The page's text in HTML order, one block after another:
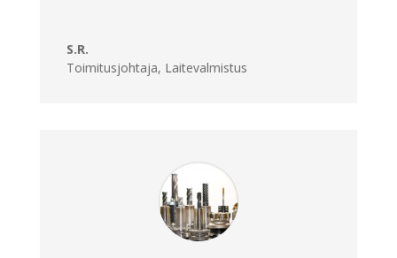
S.R.
Toimitusjohtaja, Laitevalmistus